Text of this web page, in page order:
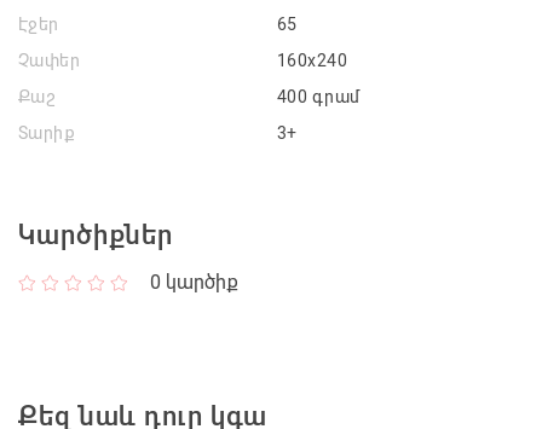
Էջեր
65
Չափեր
160x240
Քաշ
400 գրամ
Տարիք
3+
Կարծիքներ
0 կարծիք
Քեզ նաև դուր կգա